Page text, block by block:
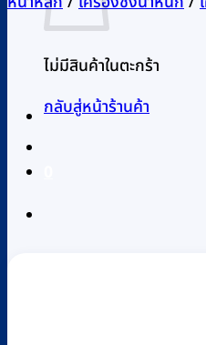
ไม่มีสินค้าในตะกร้า
กลับสู่หน้าร้านค้า